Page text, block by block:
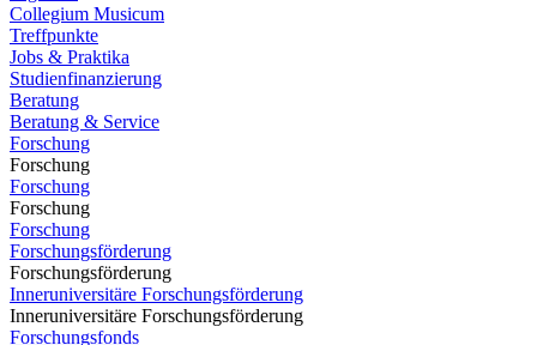
Collegium Musicum
Treffpunkte
Jobs & Praktika
Studienfinanzierung
Beratung
Beratung & Service
Forschung
Forschung
Forschung
Forschung
Forschung
Forschungsförderung
Forschungsförderung
Inneruniversitäre Forschungsförderung
Inneruniversitäre Forschungsförderung
Forschungsfonds